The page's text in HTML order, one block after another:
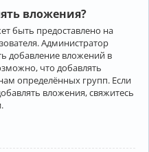
вложения?
быть предоставлено на
Администратор
добавление вложений в
что добавлять
определённых групп. Если
вложения, свяжитесь